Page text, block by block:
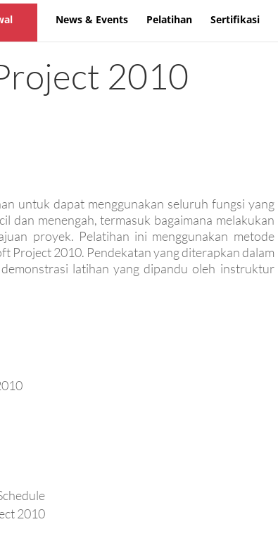
News & Events Pelatihan Sertifikasi
2010
untuk dapat menggunakan seluruh fungsi yang
dan menengah, termasuk bagaimana melakukan
proyek. Pelatihan ini menggunakan metode
Project 2010. Pendekatan yang diterapkan dalam
latihan yang dipandu oleh instruktur
2010